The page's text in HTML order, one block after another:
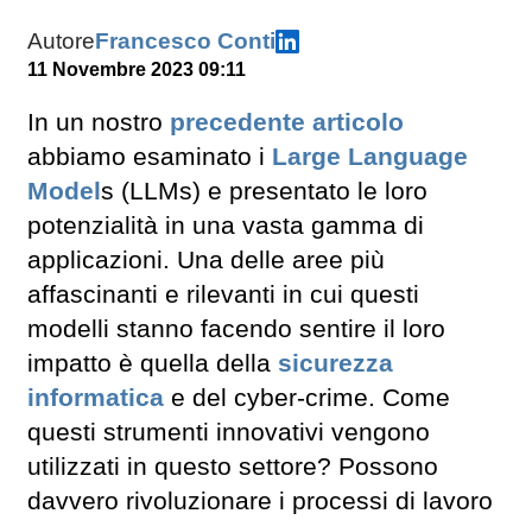
AutoreFrancesco Conti
11 Novembre 2023 09:11
In un nostro precedente articolo
abbiamo esaminato i Large Language
Models (LLMs) e presentato le loro
potenzialità in una vasta gamma di
applicazioni. Una delle aree più
affascinanti e rilevanti in cui questi
modelli stanno facendo sentire il loro
impatto è quella della sicurezza
informatica e del cyber-crime. Come
questi strumenti innovativi vengono
utilizzati in questo settore? Possono
davvero rivoluzionare i processi di lavoro